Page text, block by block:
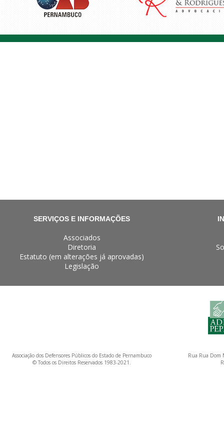
SERVIÇOS E INFORMAÇÕES
Associados
Diretoria
Estatuto (em alterações já aprovadas)
Legislação
Associação dos Defensores Públicos do Estado de Pernambuco
© Todos os Direitos Reservados 1983-2021.
Rua Rua Dom